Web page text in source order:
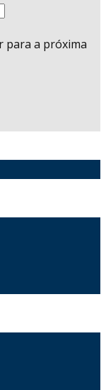
para a próxima